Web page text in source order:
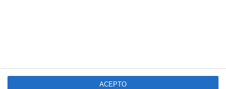
ACEPTO